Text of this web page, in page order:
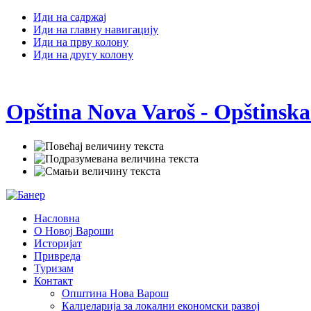
Иди на садржај
Иди на главну навигацију
Иди на прву колону
Иди на другу колону
Opština Nova Varoš -
Насловна
О Новој Вароши
Историјат
Привреда
Туризам
Контакт
Општина Нова Варош
Калцеларија за локални економски развој